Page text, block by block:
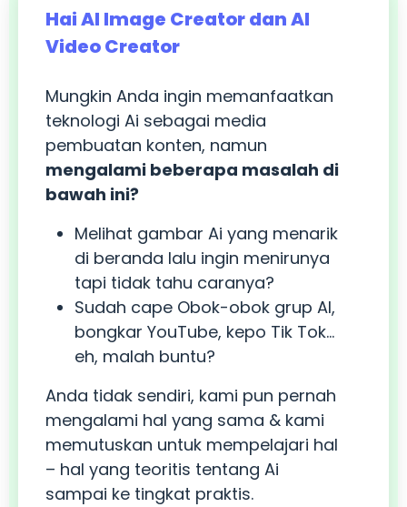
Hai AI Image Creator dan AI
Video Creator
Mungkin Anda ingin memanfaatkan
teknologi Ai sebagai media
pembuatan konten, namun
mengalami beberapa masalah di
bawah ini?
Melihat gambar Ai yang menarik
di beranda lalu ingin menirunya
tapi tidak tahu caranya?
Sudah cape Obok-obok grup Al,
bongkar YouTube, kepo Tik Tok…
eh, malah buntu?
Anda tidak sendiri, kami pun pernah
mengalami hal yang sama & kami
memutuskan untuk mempelajari hal
– hal yang teoritis tentang Ai
sampai ke tingkat praktis.